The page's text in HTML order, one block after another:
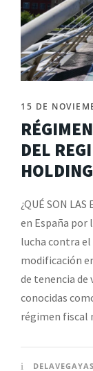
15 DE
DEL
¿QUÉ SON
en España por
lucha contra
modificación
de tenencia
conocidas
régimen fiscal